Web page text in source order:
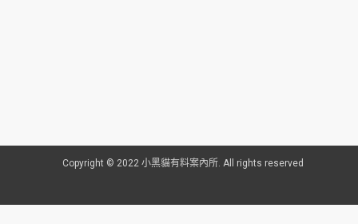
Copyright © 2022 小黑貓有料案內所. All rights reserved